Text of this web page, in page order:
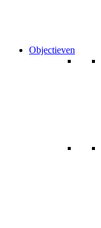
Objectieven